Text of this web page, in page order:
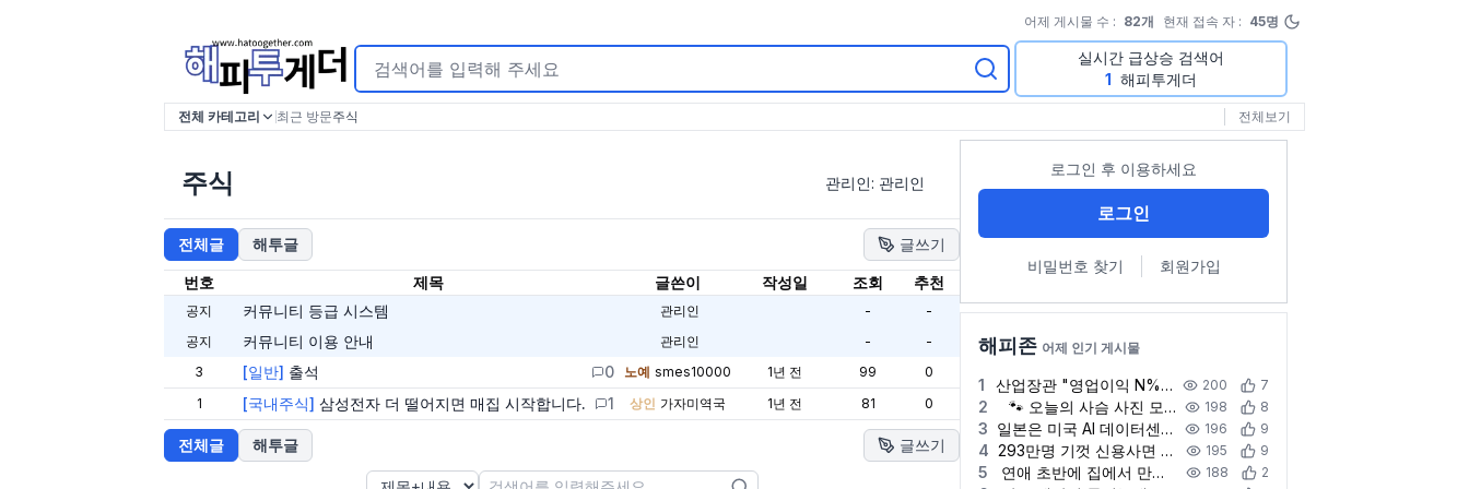
어제 게시물 수 : 82개 현재 접속 자 : 45명
실시간 급상승 검색어
1 해피투게더
전체 카테고리 최근 방문주식 전체보기
주식 관리인: 관리인
전체글 해투글 글쓰기
번호 제목 글쓴이 작성일 조회 추천
공지 커뮤니티 등급 시스템 관리인 -
-
공지
커뮤니티 이용 안내 관리인 -
-
3
[일반] 출석 0 노예 smes10000 1년 전 99
0
1
[국내주식] 삼성전자 더 떨어지면 매집 시작합니다. 1 상인 가자미역국 1년 전 81 0
전체글 해투글 글쓰기
로그인 후 이용하세요
로그인
비밀번호 찾기 회원가입
해피존 어제 인기 게시물
1 산업장관 "영업이익 N% 성과급 반대…주총 결의 의무화 추진"(종합) 200 7
2 🐾 오늘의 사슴 사진 모음 198 8
3 일본은 미국 AI 데이터센터 냉각 경쟁에 속도 내는데 한국은? 196 9
4 293만명 기껏 신용사면 해줬더니…5명중 1명은 또 연체했다 195 9
5 연애 초반에 집에서 만나는 것, 찬반 의견 188 2